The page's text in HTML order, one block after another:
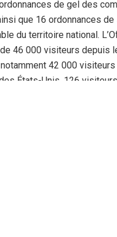
de gel des
que 16 ordonnances
du territoire national.
46 000 visiteurs depuis
42 000 visiteurs
États-Unis, 126 visiteurs